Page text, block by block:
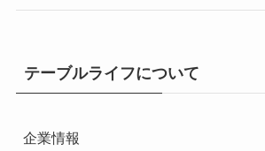
テーブルライフについて
企業情報